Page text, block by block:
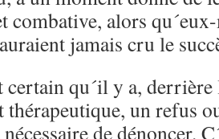
combative, alors
jamais cru le
qu´il y a, derrière
thérapeutique, un refus
de dénoncer.